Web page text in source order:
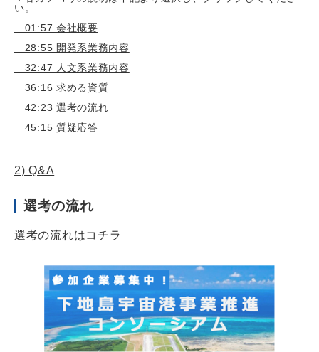
い。
01:57 会社概要
28:55 開発系業務内容
32:47 人文系業務内容
36:16 求める資質
42:23 選考の流れ
45:15 質疑応答
2) Q&A
選考の流れ
選考の流れはコチラ